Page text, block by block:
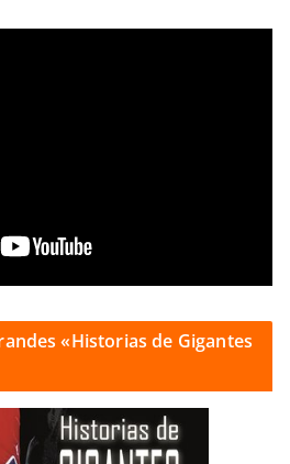
«Historias de Gigantes